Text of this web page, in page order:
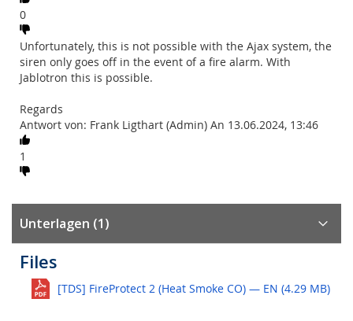
0
Unfortunately, this is not possible with the Ajax system, the
siren only goes off in the event of a fire alarm. With
Jablotron this is possible.
Regards
Antwort von: Frank Ligthart (Admin) An 13.06.2024, 13:46
1
Unterlagen (1)
Files
[TDS] FireProtect 2 (Heat Smoke CO) — EN (4.29 MB)